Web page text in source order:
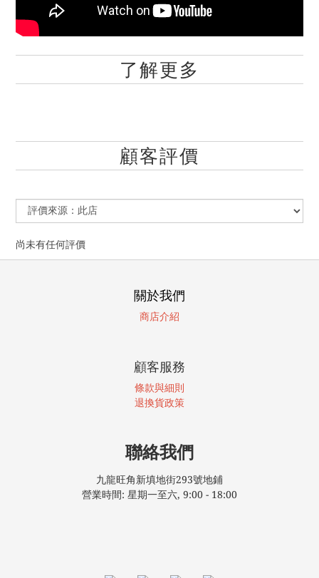
了解更多
顧客評價
尚未有任何評價
關於我們
商店介紹
顧客服務
條款與細則
退換貨政策
聯絡我們
九龍旺角新填地街293號地鋪
營業時間: 星期一至六, 9:00 - 18:00